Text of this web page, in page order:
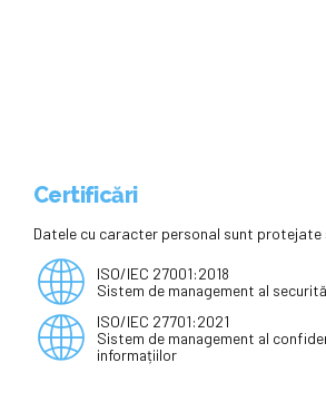
Certificări
Datele cu caracter personal sunt protejate
ISO/IEC 27001:2018
Sistem de management al
ISO/IEC 27701:2021
Sistem de management al
informațiilor